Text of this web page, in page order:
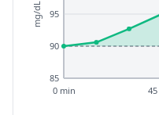
85
90
95
0 min
mg/dL